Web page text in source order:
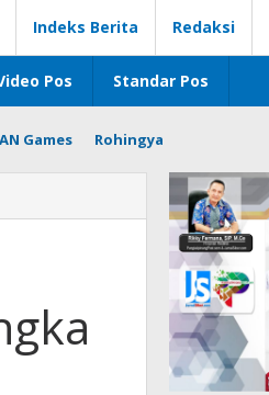
Indeks Berita Redaksi
Pos Standar Pos
Games Rohingya